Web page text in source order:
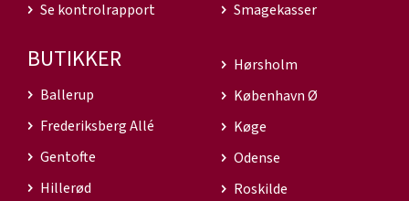
Se kontrolrapport
Smagekasser
BUTIKKER
Ballerup
Frederiksberg Allé
Gentofte
Hillerød
Hørsholm
København Ø
Køge
Odense
Roskilde